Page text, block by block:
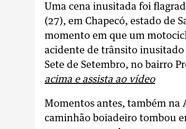
Uma cena inusitada foi
(27), em Chapecó, estado de
momento em que um
acidente de trânsito
Sete de Setembro, no bairro
acima e assista ao vídeo
Momentos antes, também na
caminhão boiadeiro tombou